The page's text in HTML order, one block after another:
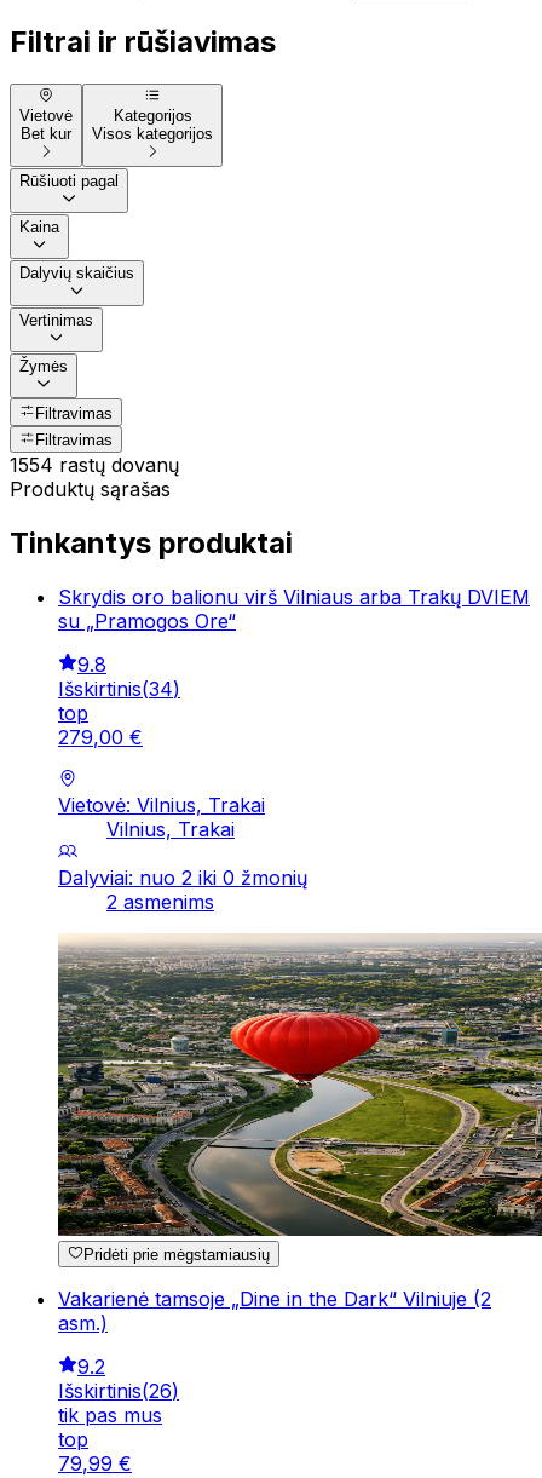
Filtrai ir rūšiavimas
Vietovė
Bet kur
Kategorijos
Visos kategorijos
Rūšiuoti pagal
Kaina
Dalyvių skaičius
Vertinimas
Žymės
Filtravimas
Filtravimas
1554 rastų dovanų
Produktų sąrašas
Tinkantys produktai
Skrydis oro balionu virš Vilniaus arba Trakų DVIEM
su „Pramogos Ore“
9.8
Išskirtinis(34)
top
279,00 €
Vietovė: Vilnius, Trakai
Vilnius, Trakai
Dalyviai: nuo 2 iki 0 žmonių
2 asmenims
Pridėti prie mėgstamiausių
Vakarienė tamsoje „Dine in the Dark“ Vilniuje (2
asm.)
9.2
Išskirtinis(26)
tik pas mus
top
79,99 €